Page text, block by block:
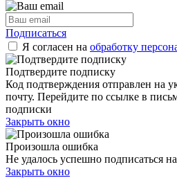
Подписаться
Я согласен на обработку
Подтвердите подписку
Код подтверждения отправлен на
почту. Перейдите по ссылке в
подписки
Закрыть окно
Произошла ошибка
Не удалось успешно подписаться
Закрыть окно